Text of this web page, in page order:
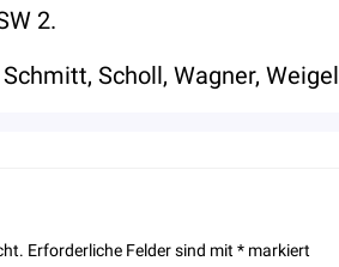
2.
Scholl, Wagner, Weigel
Erforderliche Felder sind mit * markiert